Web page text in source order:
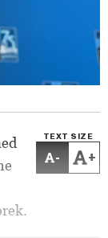
TEXT SIZE
- +